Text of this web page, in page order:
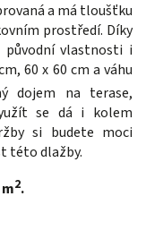
a má tloušťku
prostředí. Díky
původní vlastnosti i
60 x 60 cm a váhu
dojem na terase,
se dá i kolem
si budete moci
této dlažby.
2.